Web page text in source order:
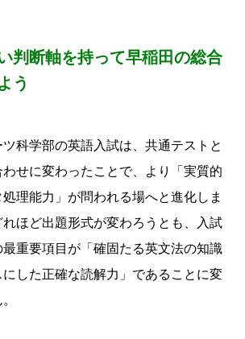
判断軸を持って早稲田の総合
う
科学部の英語入試は、 共通テストと
せに変わったことで、
より「実質的
理能力」が問われる場へと進化しま
れほど出題形式が変わろうとも、
入試
重要項目が「確固たる英文法の知識
した正確な読解力」であることに変